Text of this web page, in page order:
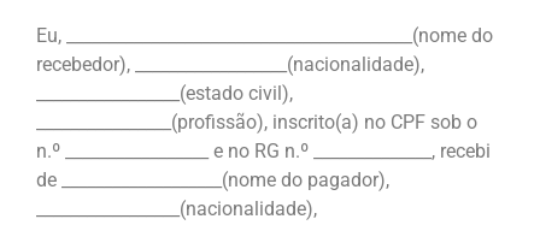
Eu, _________________________________________(nome do
recebedor), __________________(nacionalidade),
_________________(estado civil),
________________(profissão), inscrito(a) no CPF sob o
n.º _________________ e no RG n.º ______________, recebi
de ___________________(nome do pagador),
_________________(nacionalidade),